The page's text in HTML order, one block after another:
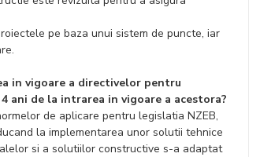
pe baza unui sistem de puncte, iar
in vigoare a directivelor pentru
ani de la intrarea in vigoare a acestora?
de aplicare pentru legislatia NZEB,
la implementarea unor solutii tehnice
si a solutiilor constructive s-a adaptat